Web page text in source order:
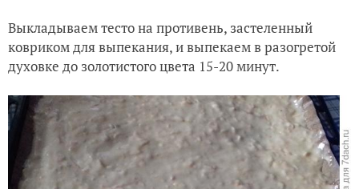
Выкладываем тесто на противень, застеленный
ковриком для выпекания, и выпекаем в разогретой
духовке до золотистого цвета 15-20 минут.